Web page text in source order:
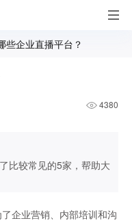
些企业直播平台？
4380
比较常见的5家，帮助大
企业营销、内部培训和沟